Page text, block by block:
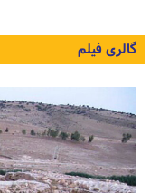
گالری فیلم